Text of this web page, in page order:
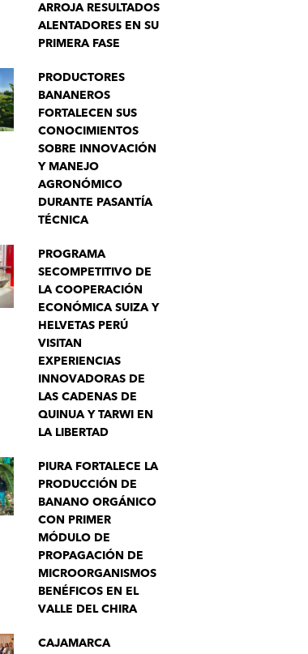
ARROJA RESULTADOS
ALENTADORES EN SU
PRIMERA FASE
PRODUCTORES
BANANEROS
FORTALECEN SUS
CONOCIMIENTOS
SOBRE INNOVACIÓN
Y MANEJO
AGRONÓMICO
DURANTE PASANTÍA
TÉCNICA
PROGRAMA
SECOMPETITIVO DE
LA COOPERACIÓN
ECONÓMICA SUIZA Y
HELVETAS PERÚ
VISITAN
EXPERIENCIAS
INNOVADORAS DE
LAS CADENAS DE
QUINUA Y TARWI EN
LA LIBERTAD
PIURA FORTALECE LA
PRODUCCIÓN DE
BANANO ORGÁNICO
CON PRIMER
MÓDULO DE
PROPAGACIÓN DE
MICROORGANISMOS
BENÉFICOS EN EL
VALLE DEL CHIRA
CAJAMARCA